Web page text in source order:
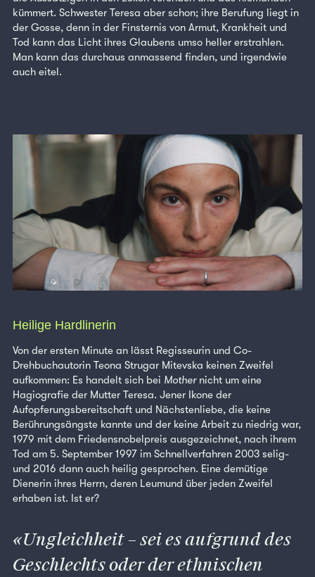
kümmert. Schwester Teresa aber schon; ihre Berufung liegt in
der Gosse, denn in der Finsternis von Armut, Krankheit und
Tod kann das Licht ihres Glaubens umso heller erstrahlen.
Man kann das durchaus anmassend finden, und irgendwie
auch eitel.
Heilige Hardlinerin
Von der ersten Minute an lässt Regisseurin und Co-
Drehbuchautorin Teona Strugar Mitevska keinen Zweifel
aufkommen: Es handelt sich bei Mothernicht um eine
Hagiografie der Mutter Teresa. Jener Ikone der
Aufopferungsbereitschaft und Nächstenliebe, die keine
Berührungsängste kannte und der keine Arbeit zu niedrig war,
1979 mit dem Friedensnobelpreis ausgezeichnet, nach ihrem
Tod am 5. September 1997 im Schnellverfahren 2003 selig-
und 2016 dann auch heilig gesprochen. Eine demütige
Dienerin ihres Herrn, deren Leumund über jeden Zweifel
erhaben ist. Ist er?
Ungleichheit – sei es aufgrund des
Geschlechts oder der ethnischen